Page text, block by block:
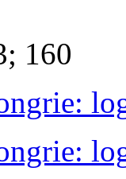
160